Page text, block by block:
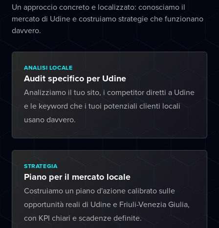
Un approccio concreto e localizzato: conosciamo il
mercato di Udine e costruiamo strategie che funzionano
davvero.
ANALISI LOCALE
Audit specifico per Udine
Analizziamo il tuo sito, i competitor diretti a Udine
e le keyword che i tuoi potenziali clienti locali
usano davvero.
STRATEGIA
Piano per il mercato locale
Costruiamo un piano d'azione calibrato sulle
opportunità reali di Udine e Friuli-Venezia Giulia,
con KPI chiari e scadenze definite.